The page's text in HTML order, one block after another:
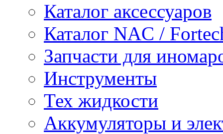
Каталог аксессуаров
Каталог NAC /
Запчасти для
Инструменты
Тех жидкости
Аккумуляторы и